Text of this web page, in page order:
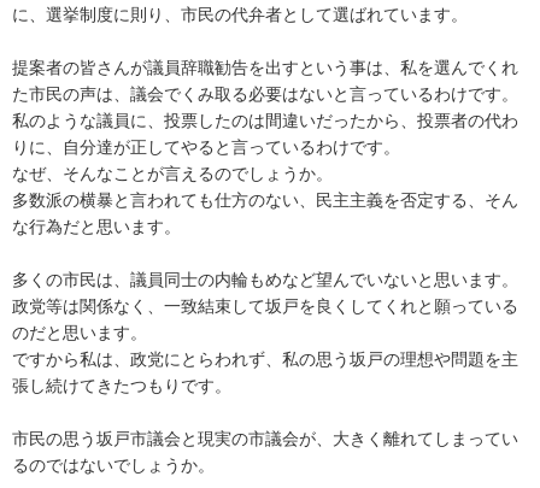
に、選挙制度に則り、市民の代弁者として選ばれています。
提案者の皆さんが議員辞職勧告を出すという事は、私を選んでくれ
た市民の声は、議会でくみ取る必要はないと言っているわけです。
私のような議員に、投票したのは間違いだったから、投票者の代わ
りに、自分達が正してやると言っているわけです。
なぜ、そんなことが言えるのでしょうか。
多数派の横暴と言われても仕方のない、民主主義を否定する、そん
な行為だと思います。
多くの市民は、議員同士の内輪もめなど望んでいないと思います。
政党等は関係なく、一致結束して坂戸を良くしてくれと願っている
のだと思います。
ですから私は、政党にとらわれず、私の思う坂戸の理想や問題を主
張し続けてきたつもりです。
市民の思う坂戸市議会と現実の市議会が、大きく離れてしまってい
るのではないでしょうか。